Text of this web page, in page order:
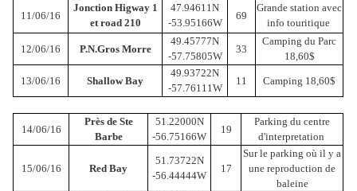
11/06/16
Jonction Higway 1
et road 210
47.94611N
-53.95166W
69
Grande station avec
info touritique
12/06/16 P.N.Gros Morre
49.45777N
-57.75805W
33
Camping du Parc
18,60$
13/06/16 Shallow Bay
49.93722N
-57.76111W
11 Camping 18,60$
14/06/16
Près de Ste
Barbe
51.22000N
-56.75166W
19
Parking du centre
d'interpretation
15/06/16 Red Bay
51.73722N
-56.44444W
17
Sur le parking où il y a
une reproduction de
baleine